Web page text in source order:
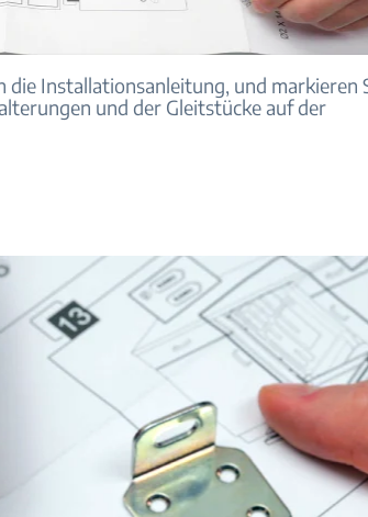
Installationsanleitung, und markieren
und der Gleitstücke auf der